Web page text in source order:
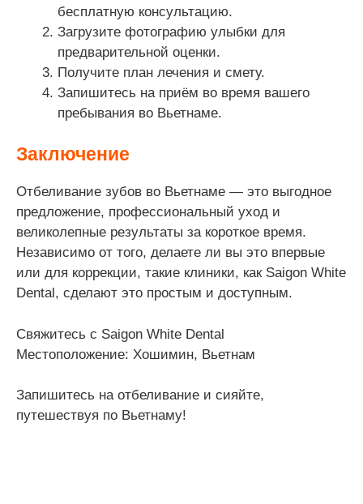
бесплатную консультацию.
Загрузите фотографию улыбки для
предварительной оценки.
Получите план лечения и смету.
Запишитесь на приём во время вашего
пребывания во Вьетнаме.
Заключение
Отбеливание зубов во Вьетнаме — это выгодное
предложение, профессиональный уход и
великолепные результаты за короткое время.
Независимо от того, делаете ли вы это впервые
или для коррекции, такие клиники, как Saigon White
Dental, сделают это простым и доступным.
Свяжитесь с Saigon White Dental
Местоположение: Хошимин, Вьетнам
Запишитесь на отбеливание и сияйте,
путешествуя по Вьетнаму!